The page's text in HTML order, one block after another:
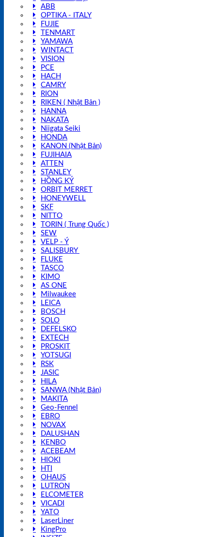
ABB
OPTIKA - ITALY
FUJIE
TENMART
YAMAWA
WINTACT
VISION
PCE
HACH
CAMRY
RION
RIKEN ( Nhật Bản )
HANNA
NAKATA
Niigata Seiki
HONDA
KANON (Nhật Bản)
FUJIHAIA
ATTEN
STANLEY
HỒNG KÝ
ORBIT MERRET
HONEYWELL
SKF
NITTO
TORIN ( Trung Quốc )
SEW
VELP - Ý
SALISBURY
FLUKE
TASCO
KIMO
AS ONE
Milwaukee
LEICA
BOSCH
SOLO
DEFELSKO
EXTECH
PROSKIT
YOTSUGI
RSK
JASIC
HILA
SANWA (Nhật Bản)
MAKITA
Geo-Fennel
EBRO
NOVAX
DALUSHAN
KENBO
ACEBEAM
HIOKI
HTI
OHAUS
LUTRON
ELCOMETER
VICADI
YATO
LaserLiner
KingPro